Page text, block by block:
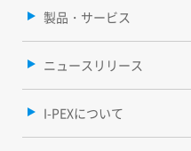
製品・サービス
ニュースリリース
I-PEXについて